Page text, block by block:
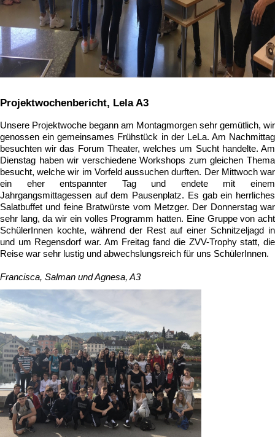
Projektwochenbericht, Lela A3
Unsere Projektwoche begann am Montagmorgen sehr gemütlich, wir
genossen ein gemeinsames Frühstück in der LeLa. Am Nachmittag
besuchten wir das Forum Theater, welches um Sucht handelte. Am
Dienstag haben wir verschiedene Workshops zum gleichen Thema
besucht, welche wir im Vorfeld aussuchen durften. Der Mittwoch war
ein eher entspannter Tag und endete mit einem
Jahrgangsmittagessen auf dem Pausenplatz. Es gab ein herrliches
Salatbuffet und feine Bratwürste vom Metzger. Der Donnerstag war
sehr lang, da wir ein volles Programm hatten. Eine Gruppe von acht
SchülerInnen kochte, während der Rest auf einer Schnitzeljagd in
und um Regensdorf war. Am Freitag fand die ZVV-Trophy statt, die
Reise war sehr lustig und abwechslungsreich für uns SchülerInnen.
Francisca, Salman und Agnesa, A3